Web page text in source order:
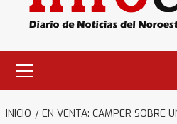
primario
INICIO
EN VENTA: CAMPER SOBRE